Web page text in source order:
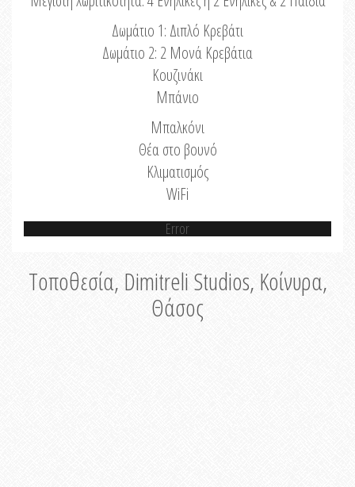
Δωμάτιο 1: Διπλό Κρεβάτι
Δωμάτιο 2: 2 Μονά Κρεβάτια
Κουζινάκι
Μπάνιο
Μπαλκόνι
Θέα στο βουνό
Κλιματισμός
WiFi
Error
Τοποθεσία, Dimitreli Studios, Κοίνυρα,
Θάσος